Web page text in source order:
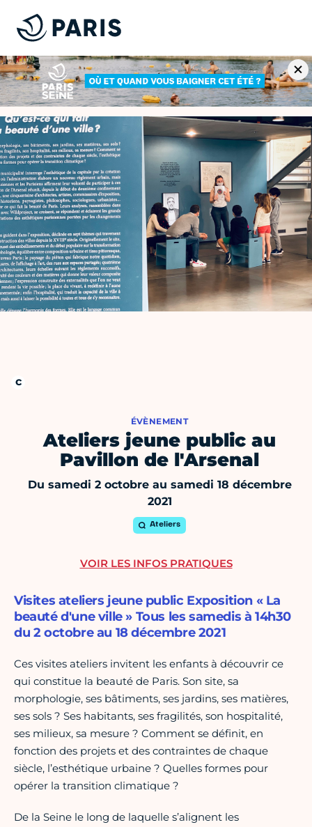
ÉVÈNEMENT
Ateliers jeune public au
Pavillon de l'Arsenal
Du samedi 2 octobre au samedi 18 décembre
2021
Ateliers
Visites ateliers jeune public Exposition « La
beauté d'une ville » Tous les samedis à 14h30
du 2 octobre au 18 décembre 2021
Ces visites ateliers invitent les enfants à découvrir ce
qui constitue la beauté de Paris. Son site, sa
morphologie, ses bâtiments, ses jardins, ses matières,
ses sols ? Ses habitants, ses fragilités, son hospitalité,
ses milieux, sa mesure ? Comment se définit, en
fonction des projets et des contraintes de chaque
siècle, l’esthétique urbaine ? Quelles formes pour
opérer la transition climatique ?
De la Seine le long de laquelle s’alignent les
VOIR LES INFOS PRATIQUES